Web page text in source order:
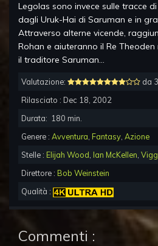
Legolas sono invece sulle tracce
dagli Uruk-Hai di Saruman e in
Attraverso alterne vicende,
Rohan e aiuteranno il Re
il traditore Saruman...
Valutazione:
da
Rilasciato : Dec 18, 2002
Durata: 180 min.
Genere : Avventura Fantasy Azione
Stelle : Elijah Wood Ian McKellen
Direttore : Bob Weinstein
Qualità :
Commenti :